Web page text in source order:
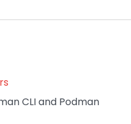
CLI and Podman